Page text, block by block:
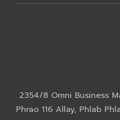
2354/8 Omni Business
Phrao 116 Allay, Phlab